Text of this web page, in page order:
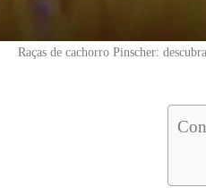
Raças de cachorro Pinscher: